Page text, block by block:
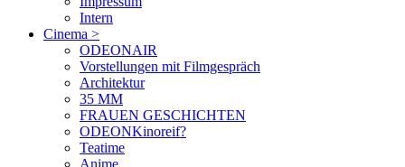
Intern
Cinema >
ODEONAIR
Vorstellungen mit Filmgespräch
Architektur
35 MM
FRAUEN GESCHICHTEN
ODEONKinoreif?
Teatime
Anime